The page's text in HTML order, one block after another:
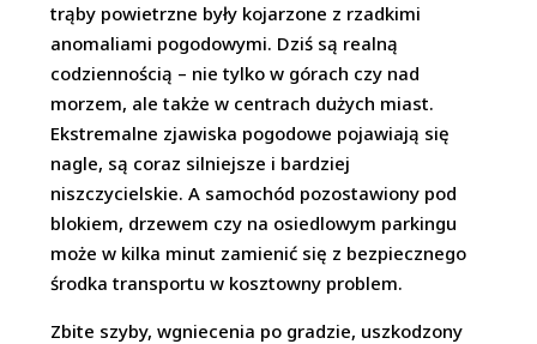
trąby powietrzne były kojarzone z rzadkimi
anomaliami pogodowymi. Dziś są realną
codziennością – nie tylko w górach czy nad
morzem, ale także w centrach dużych miast.
Ekstremalne zjawiska pogodowe pojawiają się
nagle, są coraz silniejsze i bardziej
niszczycielskie. A samochód pozostawiony pod
blokiem, drzewem czy na osiedlowym parkingu
może w kilka minut zamienić się z bezpiecznego
środka transportu w kosztowny problem.
Zbite szyby, wgniecenia po gradzie, uszkodzony